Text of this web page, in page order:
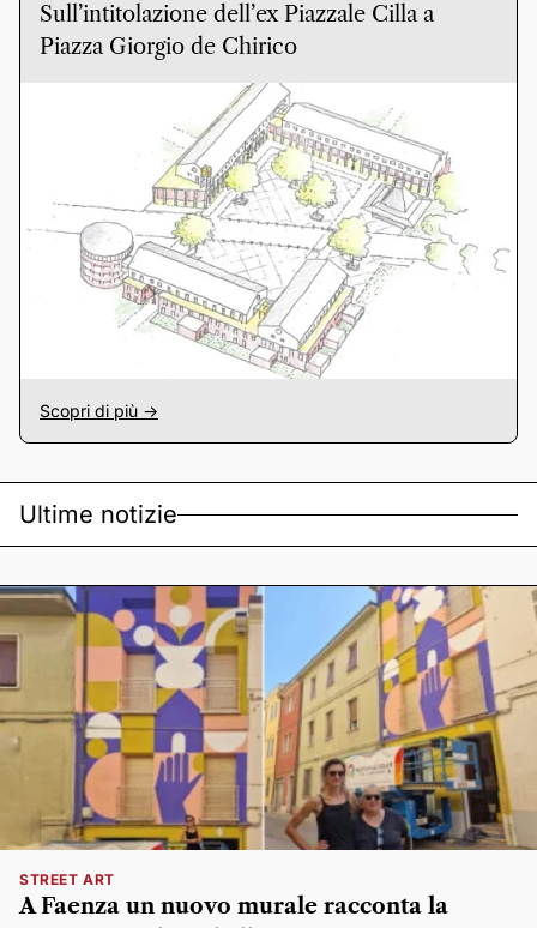
Sull’intitolazione dell’ex Piazzale Cilla a
Piazza Giorgio de Chirico
Scopri di più ->
Ultime notizie
STREET ART
A Faenza un nuovo murale racconta la